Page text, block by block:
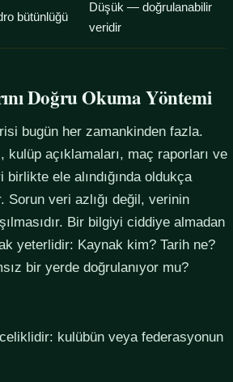
bütünlüğü
Düşük — doğrulanabilir
veridir
Doğru Okuma Yöntemi
bugün her zamankinden fazla.
kulüp açıklamaları, maç raporları ve
ele alındığında oldukça
Sorun veri azlığı değil, verinin
Bir bilgiyi ciddiye almadan
yeterlidir: Kaynak kim? Tarih ne?
bir yerde doğrulanıyor mu?
kulübün veya federasyonun